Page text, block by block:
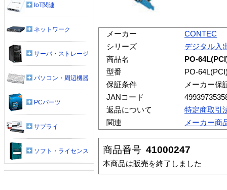
メーカー
CONTEC
シリーズ
デジタル入
商品名
PO-
型番
PO-
保証条件
メーカー保
JANコード
返品について
特定商取引
関連
メーカー商
商品番号 41000247
本商品は販売を終了しました
IoT関連
ネットワーク
サーバ・ストレージ
パソコン・周辺機器
PCパーツ
サプライ
ソフト・ライセンス